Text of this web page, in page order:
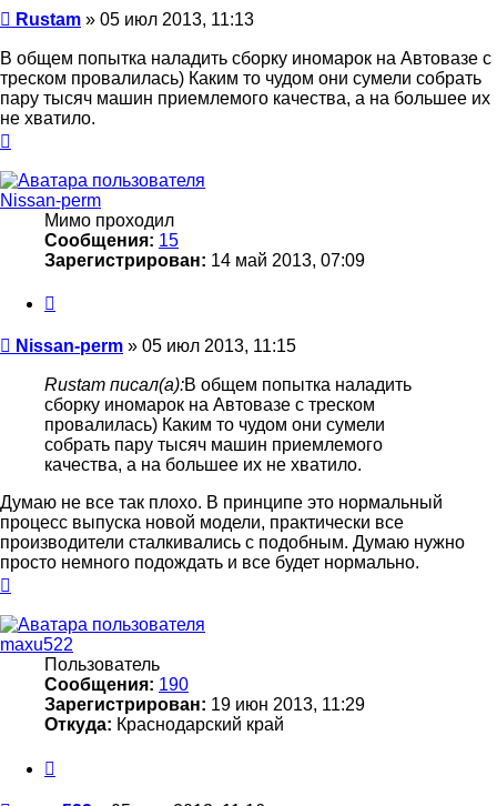
Сообщение
Rustam » 05 июл 2013, 11:13
В общем попытка наладить сборку иномарок на Автовазе с
треском провалилась) Каким то чудом они сумели собрать
пару тысяч машин приемлемого качества, а на большее их
не хватило.
началу
Nissan-perm
Мимо проходил
Сообщения: 15
Зарегистрирован: 14 май 2013, 07:09
Сообщение
Nissan-perm » 05 июл 2013, 11:15
Rustam писал(а):В общем попытка наладить
сборку иномарок на Автовазе с треском
провалилась) Каким то чудом они сумели
собрать пару тысяч машин приемлемого
качества, а на большее их не хватило.
Думаю не все так плохо. В принципе это нормальный
процесс выпуска новой модели, практически все
производители сталкивались с подобным. Думаю нужно
просто немного подождать и все будет нормально.
началу
maxu522
Пользователь
Сообщения: 190
Зарегистрирован: 19 июн 2013, 11:29
Откуда: Краснодарский край